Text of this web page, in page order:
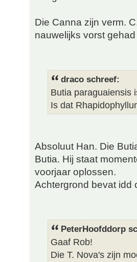
Die Canna zijn verm.
nauwelijks vorst
draco schreef:
Butia paraguaiensis
Is dat
Absoluut Han. Die
Butia. Hij staat
voorjaar oplossen.
Achtergrond bevat idd
PeterHoofddorp
Gaaf Rob!
Die T. Nova's zijn